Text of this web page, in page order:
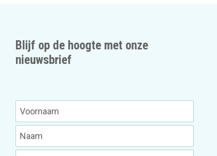
Blijf op de hoogte met onze
nieuwsbrief